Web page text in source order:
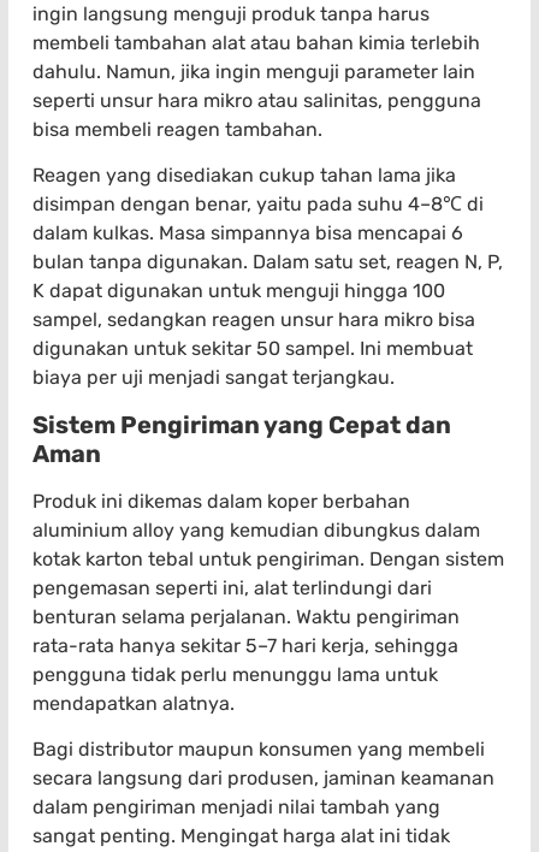
ingin langsung menguji produk tanpa harus
membeli tambahan alat atau bahan kimia terlebih
dahulu. Namun, jika ingin menguji parameter lain
seperti unsur hara mikro atau salinitas, pengguna
bisa membeli reagen tambahan.
Reagen yang disediakan cukup tahan lama jika
disimpan dengan benar, yaitu pada suhu 4–8℃ di
dalam kulkas. Masa simpannya bisa mencapai 6
bulan tanpa digunakan. Dalam satu set, reagen N, P,
K dapat digunakan untuk menguji hingga 100
sampel, sedangkan reagen unsur hara mikro bisa
digunakan untuk sekitar 50 sampel. Ini membuat
biaya per uji menjadi sangat terjangkau.
Sistem Pengiriman yang Cepat dan
Aman
Produk ini dikemas dalam koper berbahan
aluminium alloy yang kemudian dibungkus dalam
kotak karton tebal untuk pengiriman. Dengan sistem
pengemasan seperti ini, alat terlindungi dari
benturan selama perjalanan. Waktu pengiriman
rata-rata hanya sekitar 5–7 hari kerja, sehingga
pengguna tidak perlu menunggu lama untuk
mendapatkan alatnya.
Bagi distributor maupun konsumen yang membeli
secara langsung dari produsen, jaminan keamanan
dalam pengiriman menjadi nilai tambah yang
sangat penting. Mengingat harga alat ini tidak